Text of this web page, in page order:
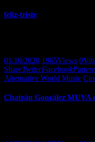
feliz-triste
01/10/2020 1965Views 0
ShareTwiterFacebook
Alternative World Music
Chatrán González MUVA